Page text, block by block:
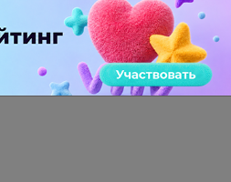
пользователи не могут